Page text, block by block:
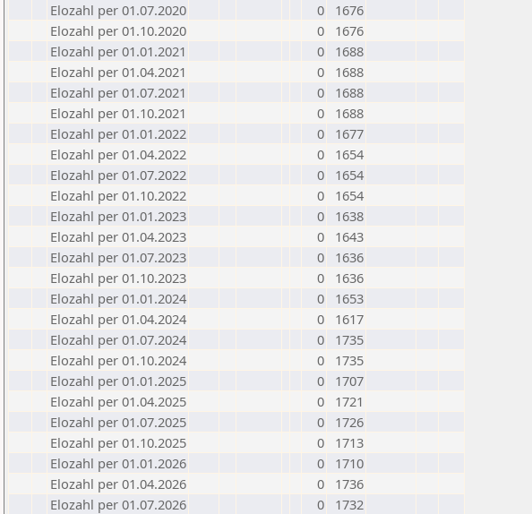
Elozahl per 01.07.2020
0
1676
Elozahl per 01.10.2020
0
1676
Elozahl per 01.01.2021
0
1688
Elozahl per 01.04.2021
0
1688
Elozahl per 01.07.2021
0
1688
Elozahl per 01.10.2021
0
1688
Elozahl per 01.01.2022
0
1677
Elozahl per 01.04.2022
0
1654
Elozahl per 01.07.2022
0
1654
Elozahl per 01.10.2022
0
1654
Elozahl per 01.01.2023
0
1638
Elozahl per 01.04.2023
0
1643
Elozahl per 01.07.2023
0
1636
Elozahl per 01.10.2023
0
1636
Elozahl per 01.01.2024
0
1653
Elozahl per 01.04.2024
0
1617
Elozahl per 01.07.2024
0
1735
Elozahl per 01.10.2024
0
1735
Elozahl per 01.01.2025
0
1707
Elozahl per 01.04.2025
0
1721
Elozahl per 01.07.2025
0
1726
Elozahl per 01.10.2025
0
1713
Elozahl per 01.01.2026
0
1710
Elozahl per 01.04.2026
0
1736
Elozahl per 01.07.2026
0 1732